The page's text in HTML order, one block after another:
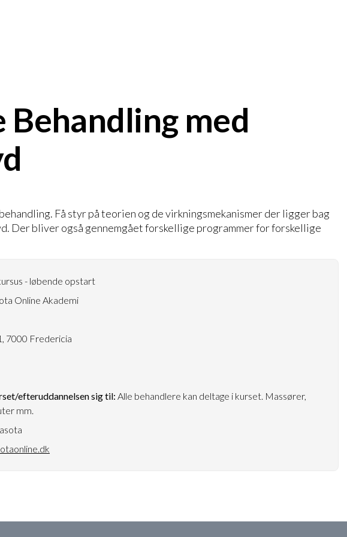
Behandling med
Få styr på teorien og de virkningsmekanismer der ligger bag
Der bliver også gennemgået forskellige programmer for forskellige
- løbende opstart
Online Akademi
7000 Fredericia
efteruddannelsen sig til: Alle behandlere kan deltage i kurset. Massører,
mm.